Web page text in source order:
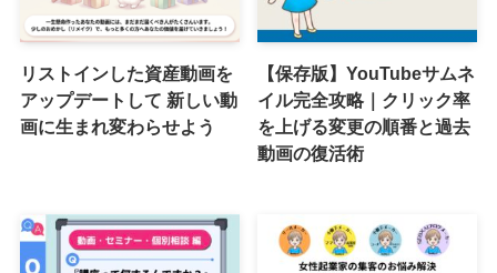
リストインした資産動画を
アップデートして 新しい動
画に生まれ変わらせよう
【保存版】YouTubeサムネ
イル完全攻略｜クリック率
を上げる変更の順番と過去
動画の復活術